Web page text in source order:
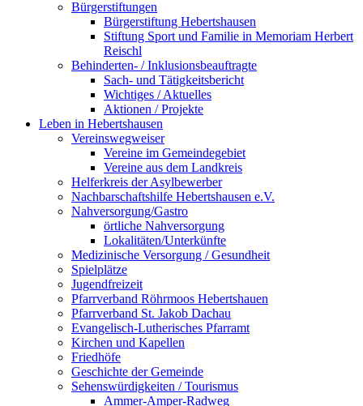
Bürgerstiftungen
Bürgerstiftung Hebertshausen
Stiftung Sport und Familie in Memoriam Herbert
Reischl
Behinderten- / Inklusionsbeauftragte
Sach- und Tätigkeitsbericht
Wichtiges / Aktuelles
Aktionen / Projekte
Leben in Hebertshausen
Vereinswegweiser
Vereine im Gemeindegebiet
Vereine aus dem Landkreis
Helferkreis der Asylbewerber
Nachbarschaftshilfe Hebertshausen e.V.
Nahversorgung/Gastro
örtliche Nahversorgung
Lokalitäten/Unterkünfte
Medizinische Versorgung / Gesundheit
Spielplätze
Jugendfreizeit
Pfarrverband Röhrmoos Hebertshauen
Pfarrverband St. Jakob Dachau
Evangelisch-Lutherisches Pfarramt
Kirchen und Kapellen
Friedhöfe
Geschichte der Gemeinde
Sehenswürdigkeiten / Tourismus
Ammer-Amper-Radweg